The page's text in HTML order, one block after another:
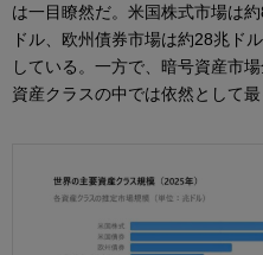
は一目瞭然だ。米国株式市場は
ドル、欧州債券市場は約28兆ド
している。一方で、暗号資産市
資産クラスの中では依然として最